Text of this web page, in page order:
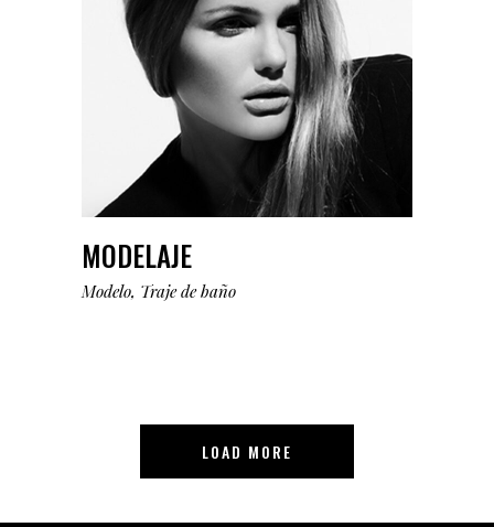
MODELAJE
Modelo Traje de baño
LOAD MORE